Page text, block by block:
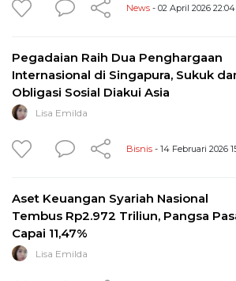
News - 02 April 2026 22:04
Pegadaian Raih Dua Penghargaan
Internasional di Singapura, Sukuk
Obligasi Sosial Diakui Asia
Lisa Emilda
Bisnis - 14 Februari 2026
Aset Keuangan Syariah Nasional
Tembus Rp2.972 Triliun, Pangsa
Capai 11,47%
Lisa Emilda